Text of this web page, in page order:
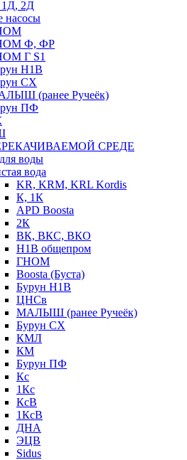
2Д
насосы
Ф, ФР
Г S1
Н1В
СХ
(ранее Ручеёк)
ПФ
СРЕДЕ
воды
вода
KR, KRM, KRL Kordis
К, 1К
APD Boosta
2К
ВК, ВКС, ВКО
Н1В общепром
ГНОМ
Boosta (Буста)
Бурун Н1В
ЦНСв
МАЛЫШ (ранее Ручеёк)
Бурун СХ
КМЛ
КМ
Бурун ПФ
Кс
1Кс
КсВ
1КсВ
ДНА
ЭЦВ
Sidus